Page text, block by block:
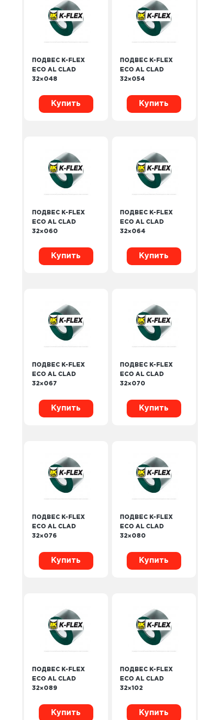
ПОДВЕС K-FLEX
ECO AL CLAD
32×048
Купить
ПОДВЕС K-FLEX
ECO AL CLAD
32×054
Купить
ПОДВЕС K-FLEX
ECO AL CLAD
32×060
Купить
ПОДВЕС K-FLEX
ECO AL CLAD
32×064
Купить
ПОДВЕС K-FLEX
ECO AL CLAD
32×067
Купить
ПОДВЕС K-FLEX
ECO AL CLAD
32×070
Купить
ПОДВЕС K-FLEX
ECO AL CLAD
32×076
Купить
ПОДВЕС K-FLEX
ECO AL CLAD
32×080
Купить
ПОДВЕС K-FLEX
ECO AL CLAD
32×089
Купить
ПОДВЕС K-FLEX
ECO AL CLAD
32×102
Купить